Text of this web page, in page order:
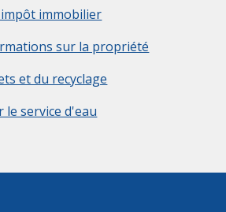
immobilier
sur la propriété
et du recyclage
le service d'eau